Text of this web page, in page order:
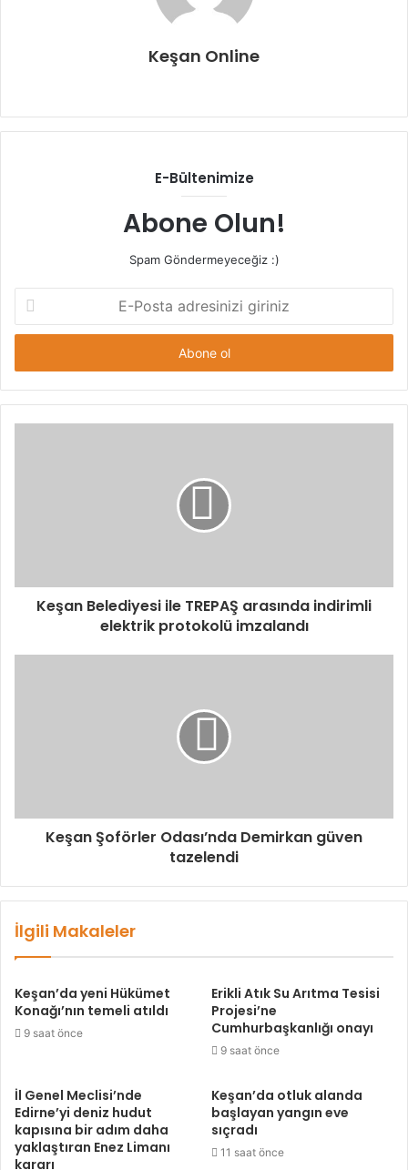
Keşan Online
E-Bültenimize
Abone Olun!
Spam Göndermeyeceğiz :)
Posta
adresinizi
Keşan Belediyesi ile TREPAŞ arasında indirimli
elektrik protokolü imzalandı
Keşan Şoförler Odası’nda Demirkan güven
tazelendi
İlgili Makaleler
Keşan’da yeni Hükümet
Konağı’nın temeli atıldı
9 saat önce
Erikli Atık Su Arıtma Tesisi
Projesi’ne
Cumhurbaşkanlığı onayı
9 saat önce
İl Genel Meclisi’nde
Edirne’yi deniz hudut
kapısına bir adım daha
yaklaştıran Enez Limanı
kararı
Keşan’da otluk alanda
başlayan yangın eve
sıçradı
11 saat önce